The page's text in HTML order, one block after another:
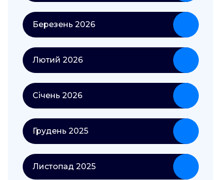
Березень 2026
Лютий 2026
Січень 2026
Грудень 2025
Листопад 2025